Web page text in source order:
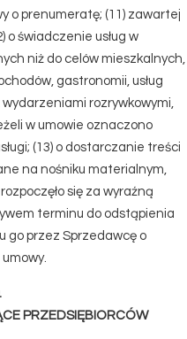
o prenumeratę; (11) zawartej
o świadczenie usług w
niż do celów mieszkalnych,
gastronomii, usług
rozrywkowymi,
w umowie oznaczono
(13) o dostarczanie treści
na nośniku materialnym,
się za wyraźną
terminu do odstąpienia
go przez Sprzedawcę o
PRZEDSIĘBIORCÓW